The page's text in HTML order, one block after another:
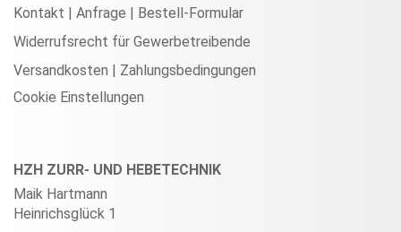
Kontakt | Anfrage | Bestell-Formular
Widerrufsrecht für Gewerbetreibende
Versandkosten | Zahlungsbedingungen
Cookie Einstellungen
HZH ZURR- UND HEBETECHNIK
Maik Hartmann
Heinrichsglück 1